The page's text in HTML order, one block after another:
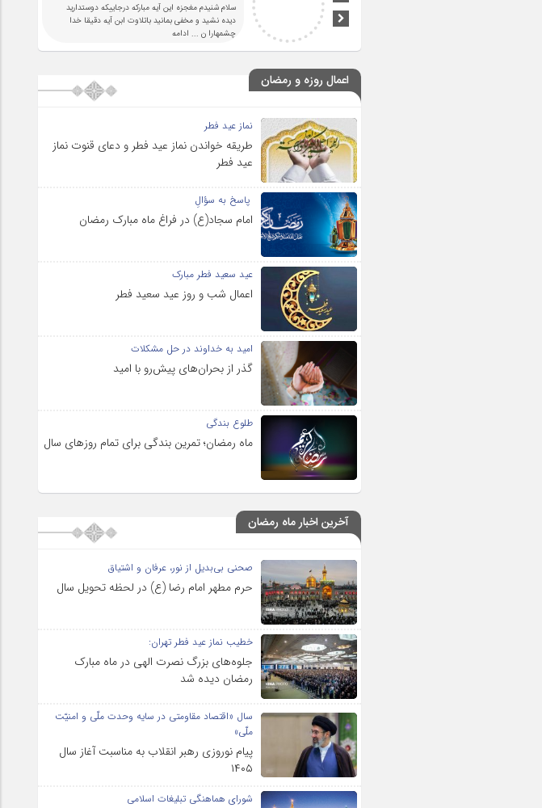
سلام شنیدم مغجزه این آیه مبارکه درجاییکه دوستدارید
دیده نشید و مخفی بمانید باتلاوت ابن آیه دقیقا خدا
چشمهارا ن ... ادامه
اعمال روزه و رمضان
نماز عید فطر
طریقه خواندن نماز عید فطر و دعای قنوت نماز
عید فطر
پاسخ به سؤالِ
امام سجاد(ع) در فراغ ماه مبارک رمضان
عید سعید فطر مبارک
اعمال شب و روز عید سعید فطر
امید به خداوند در حل مشکلات
گذر از بحران‌های پیش‌رو با امید
طلوع بندگی
ماه رمضان؛ تمرین بندگی برای تمام روزهای سال
آخرین اخبار ماه رمضان
صحنی بی‌بدیل از نور، عرفان و اشتیاق
حرم مطهر امام رضا (ع) در لحظه تحویل سال
خطیب نماز عید فطر تهران:
جلوه‌های بزرگ نصرت الهی در ماه مبارک
رمضان دیده شد
سال «اقتصاد مقاومتی در سایه وحدت ملّی و امنیّت
ملّی»
پیام نوروزی رهبر انقلاب به مناسبت آغاز سال
۱۴۰۵
شورای هماهنگی تبلیغات اسلامی